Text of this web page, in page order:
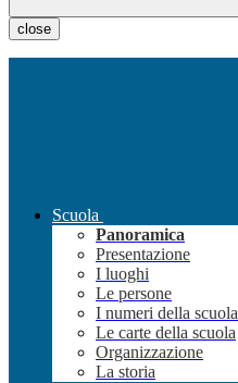
close
Scuola
Panoramica
Presentazione
I luoghi
Le persone
I numeri della scuola
Le carte della scuola
Organizzazione
La storia